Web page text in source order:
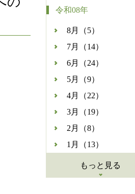
令和08年
8月（5）
7月（14）
6月（24）
5月（9）
4月（22）
3月（19）
2月（8）
1月（13）
もっと見る